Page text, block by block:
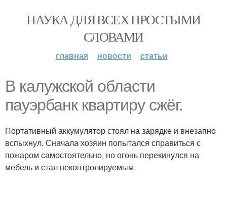
НАУКА ДЛЯ ВСЕХ ПРОСТЫМИ
СЛОВАМИ
главная новости статьи
В калужской области
пауэрбанк квартиру сжёг.
Портативный аккумулятор стоял на зарядке и внезапно
вспыхнул. Сначала хозяин попытался справиться с
пожаром самостоятельно, но огонь перекинулся на
мебель и стал неконтролируемым.